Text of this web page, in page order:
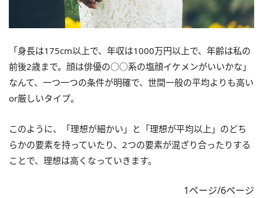
「身長は175cm以上で、年収は1000万円以上で、年齢は私の
前後2歳まで。顔は俳優の○○系の塩顔イケメンがいいかな」
なんて、一つ一つの条件が明確で、世間一般の平均よりも高い
or厳しいタイプ。
このように、「理想が細かい」と「理想が平均以上」のどち
らかの要素を持っていたり、2つの要素が混ざり合ったりする
ことで、理想は高くなっていきます。
1ページ/6ページ